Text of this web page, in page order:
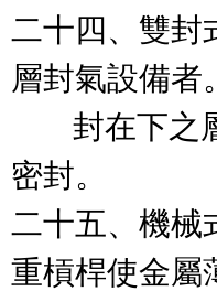
二十四、雙封
層封氣設備者
封在下之層
密封。
二十五、機械
重槓桿使金屬